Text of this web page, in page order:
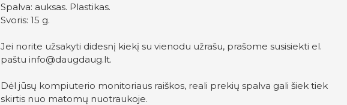
Spalva: auksas. Plastikas.
Svoris: 15 g.
Jei norite užsakyti didesnį kiekį su vienodu užrašu, prašome susisiekti el.
paštuinfo@daugdaug.lt.
Dėl jūsų kompiuterio monitoriaus raiškos, reali prekių spalva gali šiek tiek
skirtis nuo matomų nuotraukoje.